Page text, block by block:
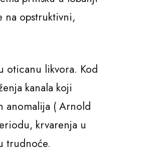
na opstruktivni,
oticanu likvora. Kod
kanala koji
anomalija ( Arnold
krvarenja u
trudnoće.